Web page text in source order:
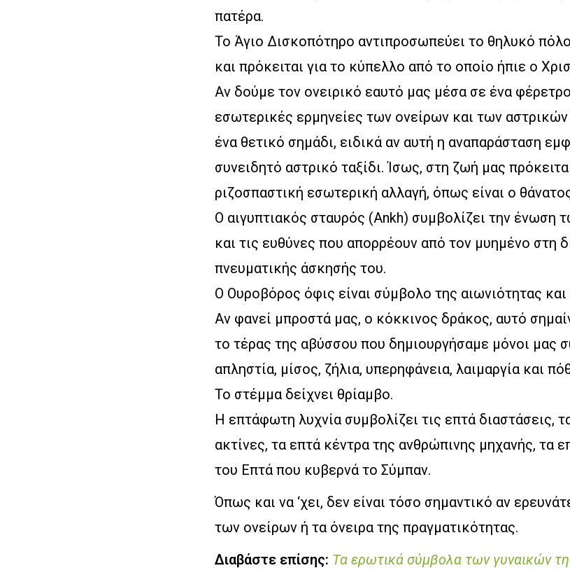
πατέρα.
Το Άγιο Δισκοπότηρο αντιπροσωπεύει το θηλυκό
και πρόκειται για το κύπελλο από το οποίο ήπιε ο
Αν δούμε τον ονειρικό εαυτό μας μέσα σε ένα
εσωτερικές ερμηνείες των ονείρων και των αστρικών
ένα θετικό σημάδι, ειδικά αν αυτή η αναπαράσταση
συνειδητό αστρικό ταξίδι. Ίσως, στη ζωή μας
ριζοσπαστική εσωτερική αλλαγή, όπως είναι ο
Ο αιγυπτιακός σταυρός (Ankh) συμβολίζει την ένωση
και τις ευθύνες που απορρέουν από τον μυημένο στη
πνευματικής άσκησής του.
Ο Ουροβόρος όφις είναι σύμβολο της αιωνιότητας
Αν φανεί μπροστά μας, ο κόκκινος δράκος, αυτό
το τέρας της αβύσσου που δημιουργήσαμε μόνοι μας
απληστία, μίσος, ζήλια, υπερηφάνεια, λαιμαργία και
Το στέμμα δείχνει θρίαμβο.
Η επτάφωτη λυχνία συμβολίζει τις επτά διαστάσεις,
ακτίνες, τα επτά κέντρα της ανθρώπινης μηχανής, τα
του Επτά που κυβερνά το Σύμπαν.
Όπως και να ‘χει, δεν είναι τόσο σημαντικό αν
των ονείρων ή τα όνειρα της πραγματικότητας.
Διαβάστε επίσης: Τα ερωτικά σύμβολα των γυναικών